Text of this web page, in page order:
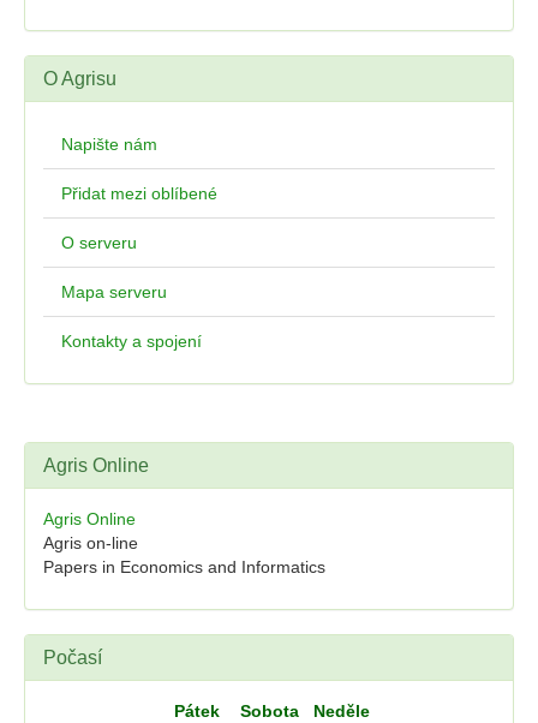
O Agrisu
Napište nám
Přidat mezi oblíbené
O serveru
Mapa serveru
Kontakty a spojení
Agris Online
Agris Online
Agris on-line
Papers in Economics and Informatics
Počasí
Pátek Sobota Neděle